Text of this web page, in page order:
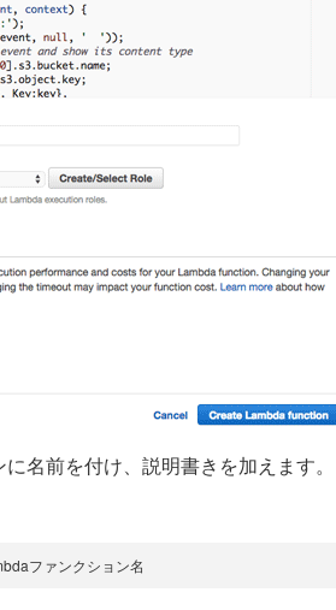
名前を付け、説明書きを加えます
ファンクション名